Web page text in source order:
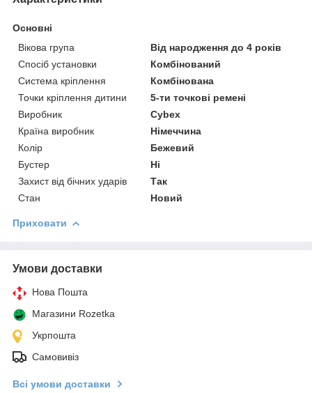
Основні
Вікова група
Від народження до 4 років
Спосіб установки
Комбінований
Система кріплення
Комбінована
Точки кріплення дитини
5-ти точкові ремені
Виробник
Cybex
Країна виробник
Німеччина
Колір
Бежевий
Бустер
Ні
Захист від бічних ударів
Так
Стан
Новий
Приховати
Умови доставки
Нова Пошта
Магазини Rozetka
Укрпошта
Самовивіз
Всі умови доставки